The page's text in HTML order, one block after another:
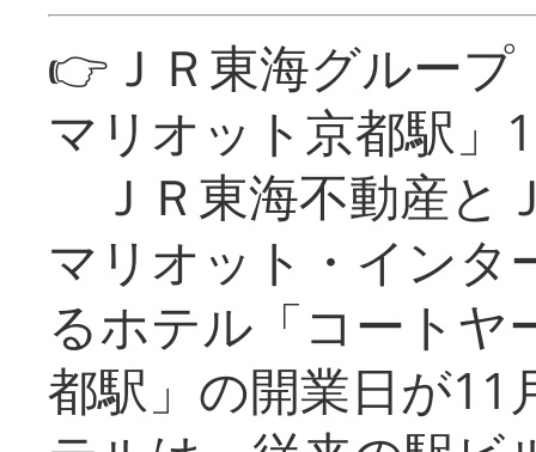
👉ＪＲ東海グルー
マリオット京都駅」
ＪＲ東海不動産と
マリオット・インタ
るホテル「コートヤ
都駅」の開業日が11